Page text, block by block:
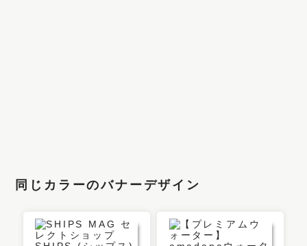
同じカラーのバナーデザイン